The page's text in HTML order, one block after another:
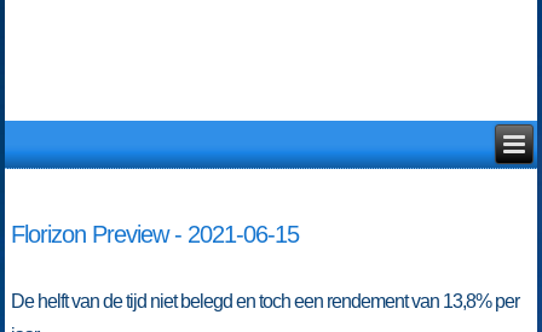
Florizon Preview - 2021-06-15
De helft van de tijd niet belegd en toch een rendement van 13,8% per